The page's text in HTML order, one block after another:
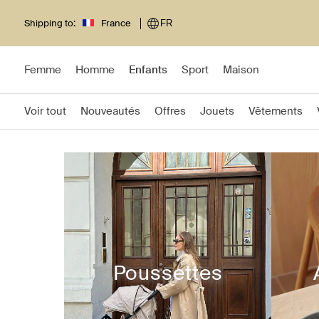
Shipping to: France FR
Femme Homme Enfants Sport Maison
Voir tout Nouveautés Offres Jouets Vêtements
Poussettes